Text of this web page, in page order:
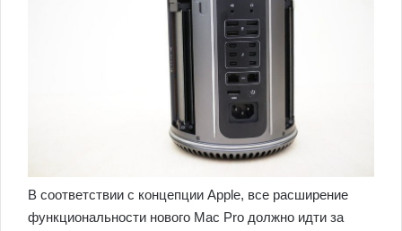
В соответствии с концепции Apple, все расширение
функциональности нового Mac Pro должно идти за